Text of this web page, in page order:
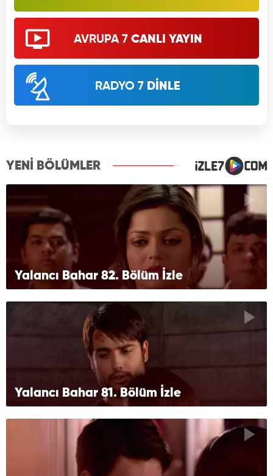
AVRUPA 7 CANLI YAYIN
RADYO 7 DİNLE
YENİ BÖLÜMLER
Yalancı Bahar 82. Bölüm İzle
Yalancı Bahar 81. Bölüm İzle